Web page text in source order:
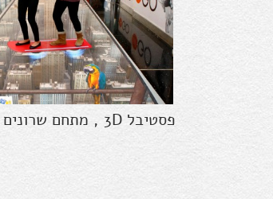
פסטיבל 3D , מתחם שרונים - הוד השרון